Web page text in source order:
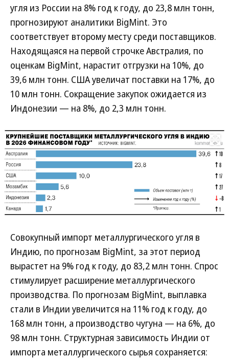
угля из России на 8% год к году, до 23,8 млн тонн,
прогнозируют аналитики BigMint. Это
соответствует второму месту среди поставщиков.
Находящаяся на первой строчке Австралия, по
оценкам BigMint, нарастит отгрузки на 10%, до
39,6 млн тонн. США увеличат поставки на 17%, до
10 млн тонн. Сокращение закупок ожидается из
Индонезии — на 8%, до 2,3 млн тонн.
Развернуть
Совокупный импорт металлургического угля в
Индию, по прогнозам BigMint, за этот период
вырастет на 9% год к году, до 83,2 млн тонн. Спрос
стимулирует расширение металлургического
производства. По прогнозам BigMint, выплавка
стали в Индии увеличится на 11% год к году, до
168 млн тонн, а производство чугуна — на 6%, до
98 млн тонн. Структурная зависимость Индии от
импорта металлургического сырья сохраняется: